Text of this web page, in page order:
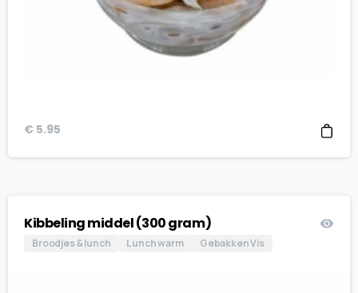
€ 5.95
Kibbeling middel (300 gram)
Broodjes & lunch Lunch warm Gebakken Vis